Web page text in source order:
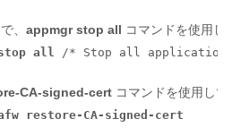
、 appmgr stop all コマンドを使用し
stop all /* Stop all applications
CA-signed-cert コマンドを使用し
restore-CA-signed-cert